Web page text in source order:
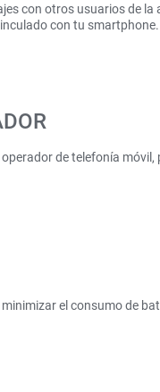
con otros usuarios de
con tu smartphone.
de telefonía
el consumo de